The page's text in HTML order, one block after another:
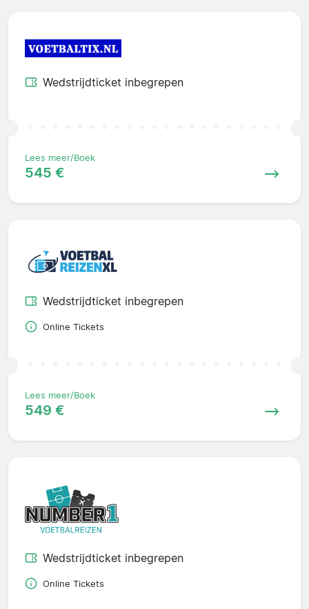
Wedstrijdticket inbegrepen
Lees meer/Boek
545 €
Wedstrijdticket inbegrepen
Online Tickets
Lees meer/Boek
549 €
Wedstrijdticket inbegrepen
Online Tickets